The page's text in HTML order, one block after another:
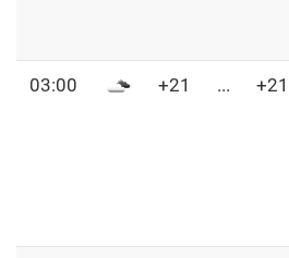
03:00 +21 ... +21